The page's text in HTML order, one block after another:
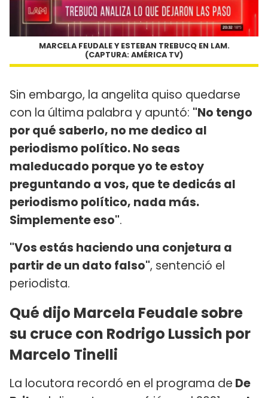
MARCELA FEUDALE Y ESTEBAN TREBUCQ EN LAM.
(CAPTURA: AMÉRICA TV)
Sin embargo, la angelita quiso quedarse
con la última palabra y apuntó: "No tengo
por qué saberlo, no me dedico al
periodismo político. No seas
maleducado porque yo te estoy
preguntando a vos, que te dedicás al
periodismo político, nada más.
Simplemente eso".
"Vos estás haciendo una conjetura a
partir de un dato falso", sentenció el
periodista.
Qué dijo Marcela Feudale sobre
su cruce con Rodrigo Lussich por
Marcelo Tinelli
La locutora recordó en el programa de De